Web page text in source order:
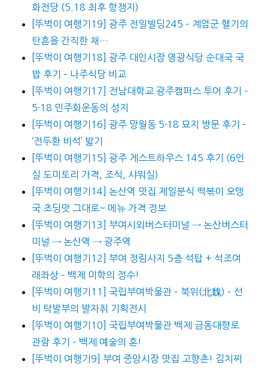
화전당 (5.18 최후 항쟁지)
[뚜벅이 여행기19] 광주 전일빌딩245 – 계엄군 헬기의
탄흔을 간직한 채…
[뚜벅이 여행기18] 광주 대인시장 영광식당 순대국 국
밥 후기 – 나주식당 비교
[뚜벅이 여행기17] 전남대학교 광주캠퍼스 투어 후기 –
5·18 민주화운동의 성지
[뚜벅이 여행기16] 광주 망월동 5·18 묘지 방문 후기 –
‘전두환 비석’ 밟기
[뚜벅이 여행기15] 광주 게스트하우스 145 후기 (6인
실 도미토리 가격, 조식, 샤워실)
[뚜벅이 여행기14] 논산역 맛집 제일분식 떡볶이 오뎅
국 초딩맛 그대로~ 메뉴 가격 정보
[뚜벅이 여행기13] 부여시외버스터미널 → 논산버스터
미널 → 논산역 → 광주역
[뚜벅이 여행기12] 부여 정림사지 5층 석탑 + 석조여
래좌상 – 백제 미학의 정수!
[뚜벅이 여행기11] 국립부여박물관 – 북위(北魏) – 선
비 탁발부의 발자취 기획전시
[뚜벅이 여행기10] 국립부여박물관 백제 금동대향로
관람 후기 – 백제 예술의 혼!
[뚜벅이 여행기9] 부여 중앙시장 맛집 고향촌! 김치찌